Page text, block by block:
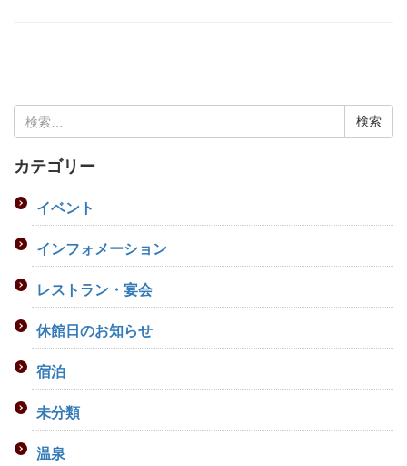
索:
カテゴリー
イベント
インフォメーション
レストラン・宴会
休館日のお知らせ
宿泊
未分類
温泉